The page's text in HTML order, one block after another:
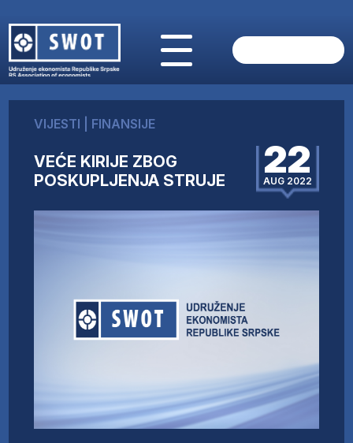
O NAMA
AKTUELNO
ANALIZE
FINANSIJE
UČLANI SE
VIJESTI FINANSIJE
VEĆE KIRIJE ZBOG
POSKUPLJENJA STRUJE
22
AUG 2022